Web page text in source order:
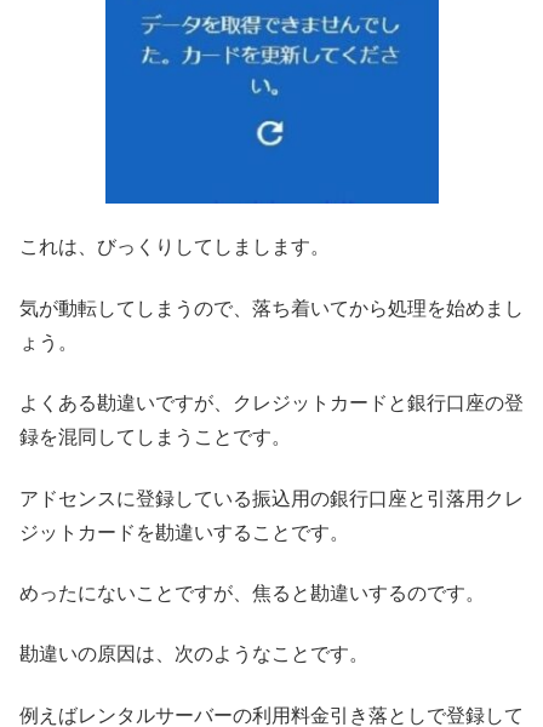
これは、びっくりしてしまします。
気が動転してしまうので、落ち着いてから処理を始めまし
ょう。
よくある勘違いですが、クレジットカードと銀行口座の登
録を混同してしまうことです。
アドセンスに登録している振込用の銀行口座と引落用クレ
ジットカードを勘違いすることです。
めったにないことですが、焦ると勘違いするのです。
勘違いの原因は、次のようなことです。
例えばレンタルサーバーの利用料金引き落としで登録して